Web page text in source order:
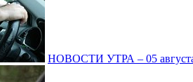
НОВОСТИ УТРА – 05